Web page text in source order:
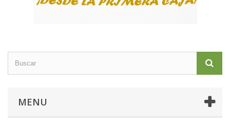
MENU